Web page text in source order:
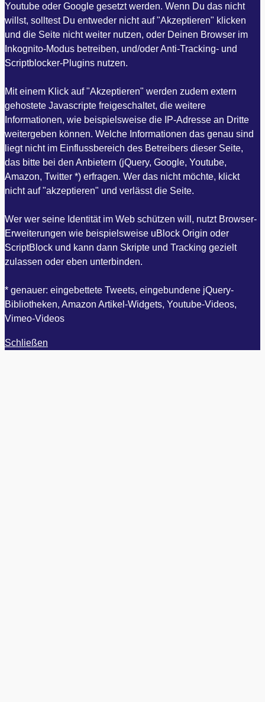
Youtube oder Google gesetzt werden. Wenn Du das nicht
willst, solltest Du entweder nicht auf "Akzeptieren" klicken
und die Seite nicht weiter nutzen, oder Deinen Browser im
Inkognito-Modus betreiben, und/oder Anti-Tracking- und
Scriptblocker-Plugins nutzen.
Mit einem Klick auf "Akzeptieren" werden zudem extern
gehostete Javascripte freigeschaltet, die weitere
Informationen, wie beispielsweise die IP-Adresse an Dritte
weitergeben können. Welche Informationen das genau sind
liegt nicht im Einflussbereich des Betreibers dieser Seite,
das bitte bei den Anbietern (jQuery, Google, Youtube,
Amazon, Twitter *) erfragen. Wer das nicht möchte, klickt
nicht auf "akzeptieren" und verlässt die Seite.
Wer wer seine Identität im Web schützen will, nutzt Browser-
Erweiterungen wie beispielsweise uBlock Origin oder
ScriptBlock und kann dann Skripte und Tracking gezielt
zulassen oder eben unterbinden.
* genauer: eingebettete Tweets, eingebundene jQuery-
Bibliotheken, Amazon Artikel-Widgets, Youtube-Videos,
Vimeo-Videos
Schließen